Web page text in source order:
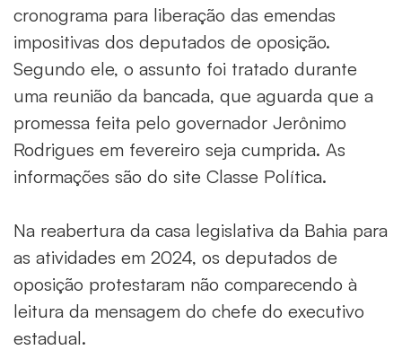
cronograma para liberação das emendas
impositivas dos deputados de oposição.
Segundo ele, o assunto foi tratado durante
uma reunião da bancada, que aguarda que a
promessa feita pelo governador Jerônimo
Rodrigues em fevereiro seja cumprida. As
informações são do site Classe Política.
Na reabertura da casa legislativa da Bahia para
as atividades em 2024, os deputados de
oposição protestaram não comparecendo à
leitura da mensagem do chefe do executivo
estadual.